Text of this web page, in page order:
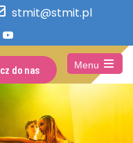
stmit@stmit.pl
do nas
Menu
Open
the
main
menu